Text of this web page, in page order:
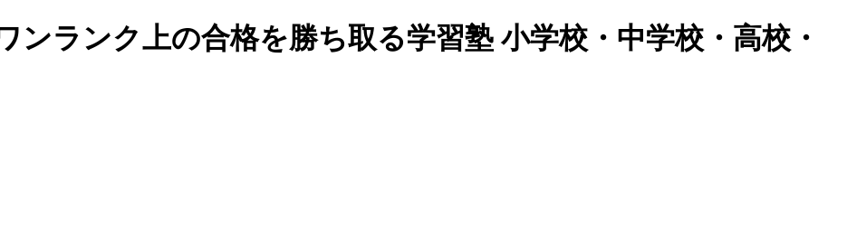
ンランク上の合格を勝ち取る学習塾 小学校・中学校・高校・